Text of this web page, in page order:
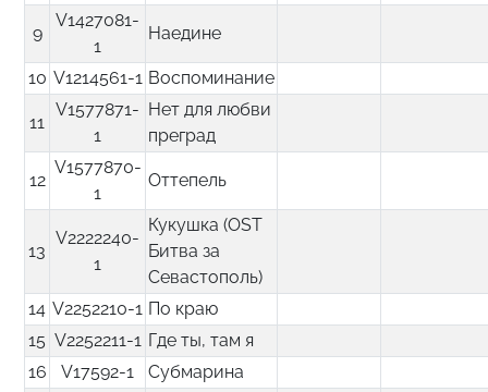
9
V1427081-
1
Наедине
10 V1214561-1 Воспоминание
11
V1577871-
1
Нет для любви
преград
12
V1577870-
1
Оттепель
13
V2222240-
1
Кукушка (OST
Битва за
Севастополь)
14 V2252210-1 По краю
15 V2252211-1 Где ты, там я
16
V17592-1 Субмарина